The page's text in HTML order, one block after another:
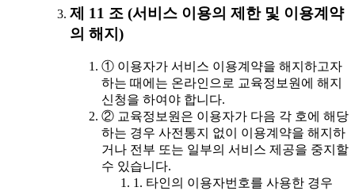
제 11 조 (서비스 이용의 제한 및 이용계약
의 해지)
① 이용자가 서비스 이용계약을 해지하고자
하는 때에는 온라인으로 교육정보원에 해지
신청을 하여야 합니다.
② 교육정보원은 이용자가 다음 각 호에 해당
하는 경우 사전통지 없이 이용계약을 해지하
거나 전부 또는 일부의 서비스 제공을 중지할
수 있습니다.
1. 타인의 이용자번호를 사용한 경우